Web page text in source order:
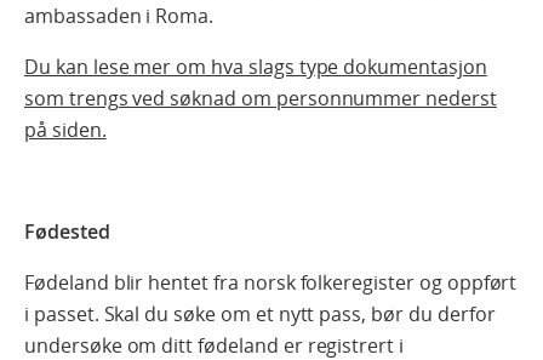
ambassaden i Roma.
Du kan lese mer om hva slags type dokumentasjon
som trengs ved søknad om personnummer nederst
på siden.
Fødested
Fødeland blir hentet fra norsk folkeregister og oppført
i passet. Skal du søke om et nytt pass, bør du derfor
undersøke om ditt fødeland er registrert i